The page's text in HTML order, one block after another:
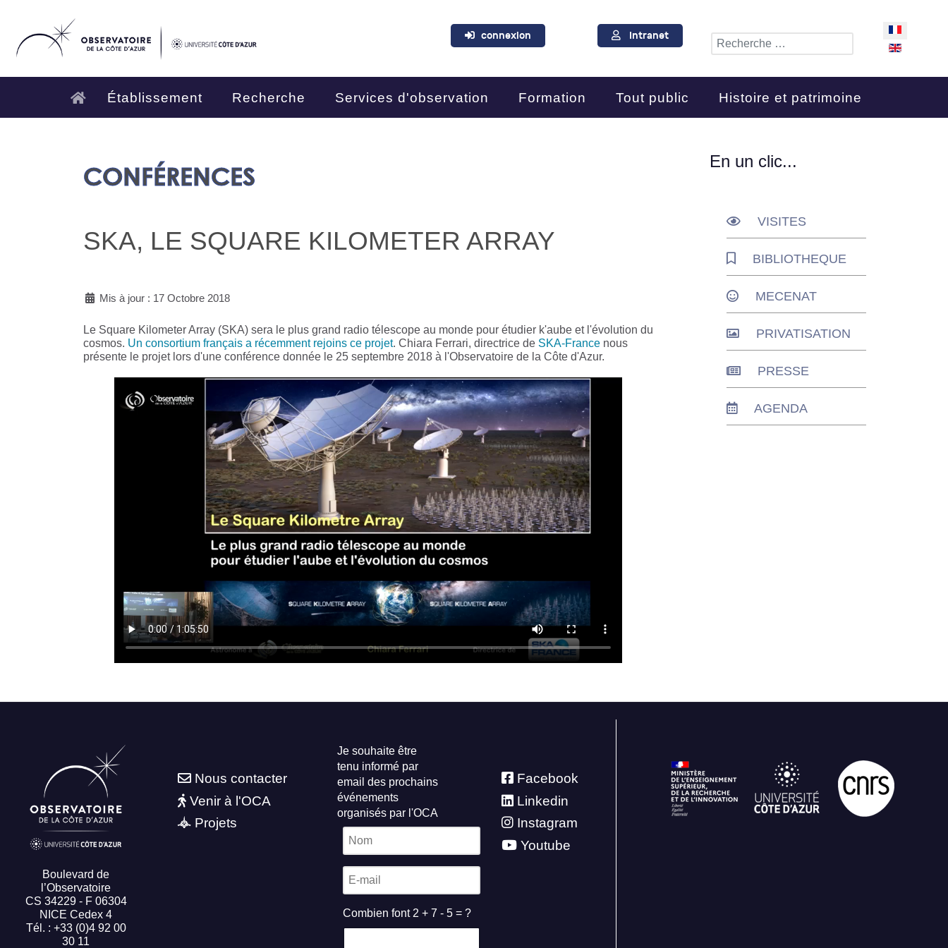
connexion Intranet Rechercher
Sélectionnez
Établissement Recherche Services d'observation Formation Tout public Histoire et patrimoine
CONFÉRENCES
SKA, LE SQUARE KILOMETER ARRAY
Mis à jour : 17 Octobre 2018
Le Square Kilometer Array (SKA) sera le plus grand radio télescope au monde pour étudier k'aube et l'évolution du
cosmos. Un consortium français a récemment rejoins ce projet. Chiara Ferrari, directrice de SKA-France nous
présente le projet lors d'une conférence donnée le 25 septembre 2018 à l'Observatoire de la Côte d'Azur.
En un clic...
VISITES
BIBLIOTHEQUE
MECENAT
PRIVATISATION
PRESSE
AGENDA
Boulevard de
l’Observatoire
CS 34229 - F 06304
NICE Cedex 4
Tél. : +33 (0)4 92 00
30 11
Nous contacter
Venir à l'OCA
Projets
Je souhaite être
tenu informé par
email des prochains
événements
organisés par l'OCA
Combien font 2 + 7 - 5 = ?
Facebook
Linkedin
Instagram
Youtube